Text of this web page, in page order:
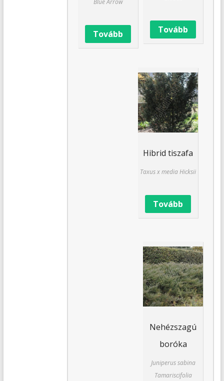
Blue Arrow
Tovább Tovább
Hibrid tiszafa
Taxus x media Hicksii
Tovább
Nehézszagú
boróka
Juniperus sabina
Tamariscifolia